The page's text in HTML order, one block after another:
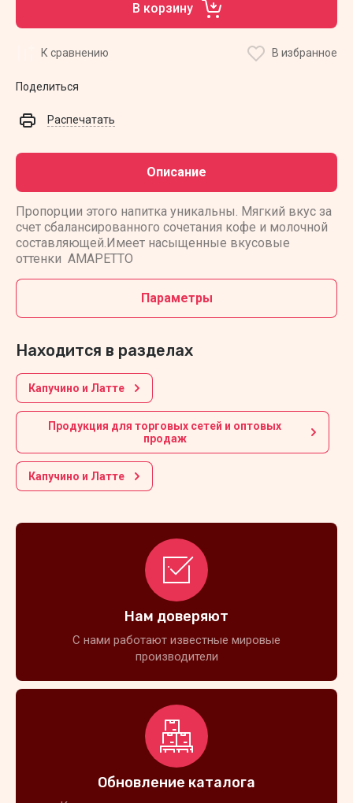
В корзину
К сравнению В избранное
Поделиться
Распечатать
Описание
Пропорции этого напитка уникальны. Мягкий вкус за
счет сбалансированного сочетания кофе и молочной
составляющей.Имеет насыщенные вкусовые
оттенки АМАРЕТТО
Параметры
Находится в разделах
Капучино и Латте
Продукция для торговых сетей и оптовых
продаж
Капучино и Латте
Нам доверяют
С нами работают известные мировые
производители
Обновление каталога